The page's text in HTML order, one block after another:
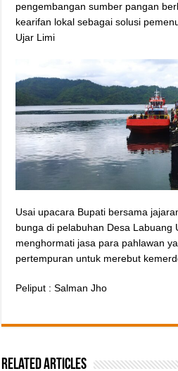
pengembangan sumber pangan
kearifan lokal sebagai solusi
Ujar Limi
Usai upacara Bupati bersama
bunga di pelabuhan Desa Labuang
menghormati jasa para pahlawan
pertempuran untuk merebut
Peliput : Salman Jho
Related Articles